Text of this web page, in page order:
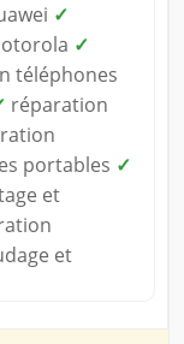
✓
✓
téléphones
réparation
portables ✓
et
et